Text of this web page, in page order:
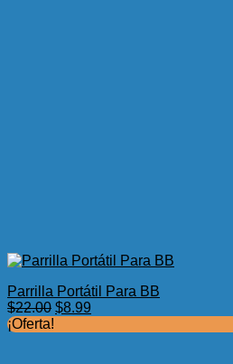
Parrilla Portátil Para BB
$22.00 El
$8.99
¡Oferta!